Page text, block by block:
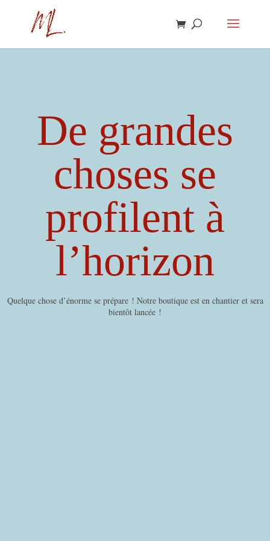
De grandes
choses se
profilent à
l’horizon
Quelque chose d’énorme se prépare ! Notre boutique est en chantier et sera
bientôt lancée !